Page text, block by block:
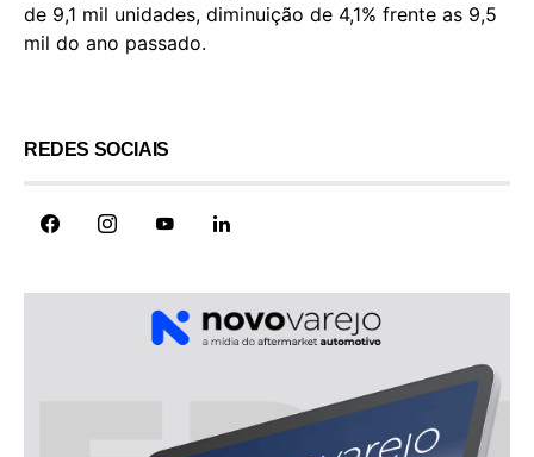
de 9,1 mil unidades, diminuição de 4,1% frente as 9,5
mil do ano passado.
REDES SOCIAIS